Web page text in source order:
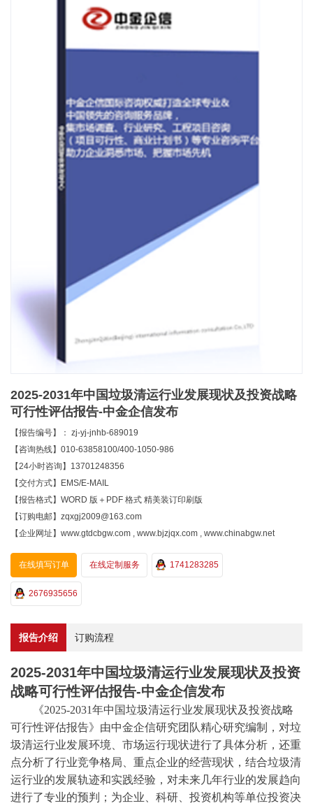
2025-2031年中国垃圾清运行业发展现状及投资战略
可行性评估报告-中金企信发布
【报告编号】： zj-yj-jnhb-689019
【咨询热线】010-63858100/400-1050-986
【24小时咨询】13701248356
【交付方式】EMS/E-MAIL
【报告格式】WORD 版＋PDF 格式 精美装订印刷版
【订购电邮】zqxgj2009@163.com
【企业网址】www.gtdcbgw.com , www.bjzjqx.com , www.chinabgw.net
在线填写订单 在线定制服务 1741283285
2676935656
报告介绍 订购流程
2025-2031年中国垃圾清运行业发展现状及投资
战略可行性评估报告-中金企信发布
《2025-2031年中国垃圾清运行业发展现状及投资战略
可行性评估报告》由中金企信研究团队精心研究编制，对垃
圾清运行业发展环境、市场运行现状进行了具体分析，还重
点分析了行业竞争格局、重点企业的经营现状，结合垃圾清
运行业的发展轨迹和实践经验，对未来几年行业的发展趋向
进行了专业的预判；为企业、科研、投资机构等单位投资决